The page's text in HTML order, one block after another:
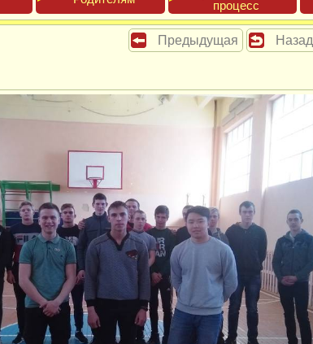
про­цесс
Предыдущая Назад